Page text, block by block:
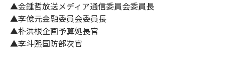
▲金鍾哲放送メディア通信委員会委員長
▲李億元金融委員会委員長
▲朴洪根企画予算処長官
▲李斗熙国防部次官